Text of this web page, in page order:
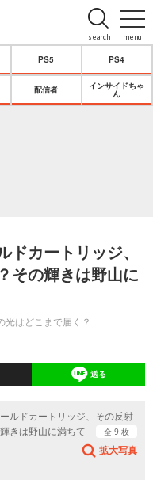
menu
search
PS5 PS4
配信者
インサイドちゃ
ん
ドカートリッジ、
その輝きは野山に
はどこまで届く？
送る
ルドカートリッジ、その反射
きは野山に満ちて
全 9 枚
拡大写真